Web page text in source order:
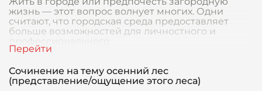
жизнь — этот вопрос волнует многих. Одни
считают, что городская среда предоставляет
больше возможностей для личностного и
Сочинение на тему осенний лес
(представление/ощущение этого леса)